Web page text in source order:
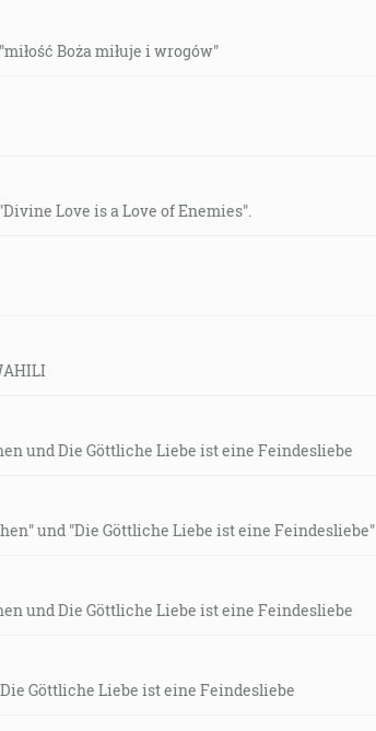
Boża miłuje i wrogów"
Love is a Love of Enemies".
und Die Göttliche Liebe ist eine Feindesliebe
und "Die Göttliche Liebe ist eine Feindesliebe"
und Die Göttliche Liebe ist eine Feindesliebe
Göttliche Liebe ist eine Feindesliebe